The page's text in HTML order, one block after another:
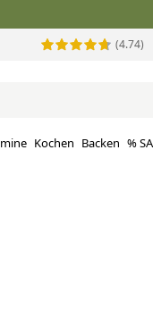
(4.74)
Kochen Backen %